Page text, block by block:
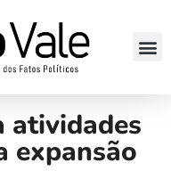
atividades
expansão